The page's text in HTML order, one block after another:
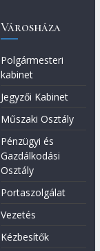
Városháza
Polgármesteri
kabinet
Jegyzői Kabinet
Műszaki Osztály
Pénzügyi és
Gazdálkodási
Osztály
Portaszolgálat
Vezetés
Kézbesítők